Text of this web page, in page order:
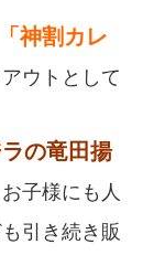
「神割カレ
ウトとして
ラの竜田揚
子様にも人
引き続き販